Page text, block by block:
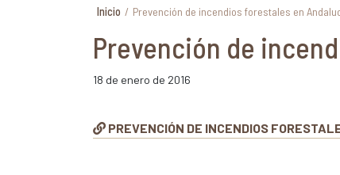
Inicio / Prevención de incendios forestales en
Prevención de
18 de enero de 2016
PREVENCIÓN DE INCENDIOS